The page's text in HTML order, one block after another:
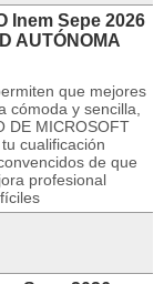
Inem Sepe 2026
AUTÓNOMA
que mejores
cómoda y sencilla,
DE MICROSOFT
cualificación
de que
profesional